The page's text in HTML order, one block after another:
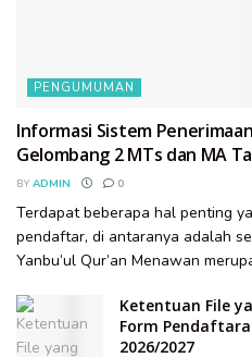
PENGUMUMAN
Informasi Sistem
Gelombang 2 MTs dan MA
BY ADMIN 0
Terdapat beberapa hal penting
pendaftar, di antaranya adalah
Yanbu’ul Qur’an Menawan
Ketentuan File
Form
2026/2027